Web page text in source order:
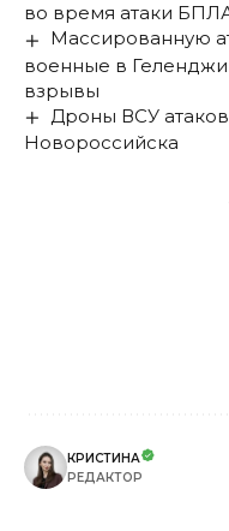
во время атаки
Массированную
военные в
взрывы
Дроны ВСУ
Новороссийска
КРИСТИНА
РЕДАКТОР